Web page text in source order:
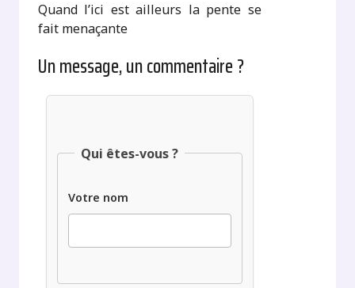
Quand l’ici est ailleurs la pente se
fait menaçante
Un message, un commentaire ?
Qui êtes-vous ?
Votre nom